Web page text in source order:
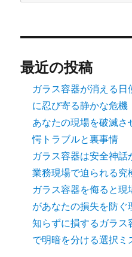
最近の投稿
ガラス容器が消える
に忍び寄る静かな危機
あなたの現場を破滅
愕トラブルと裏事情
ガラス容器は安全神話
業務現場で迫られる究
ガラス容器を侮ると
があなたの損失を防ぐ
知らずに損するガラス
で明暗を分ける選択ミ